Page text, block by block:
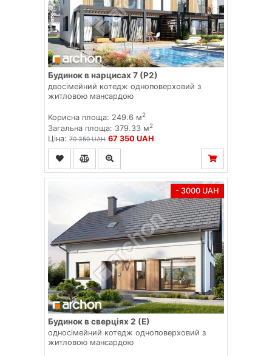
Будинок в нарцисах 7 (Р2)
двосімейний котедж одноповерховий з
житловою мансардою
Корисна площа: 249.6 м2
Загальна площа: 379.33 м2
Ціна: 70 350 UAH 67 350 UAH
- 3000 UAH
Будинок в сверціях 2 (Е)
односімейний котедж одноповерховий з
житловою мансардою